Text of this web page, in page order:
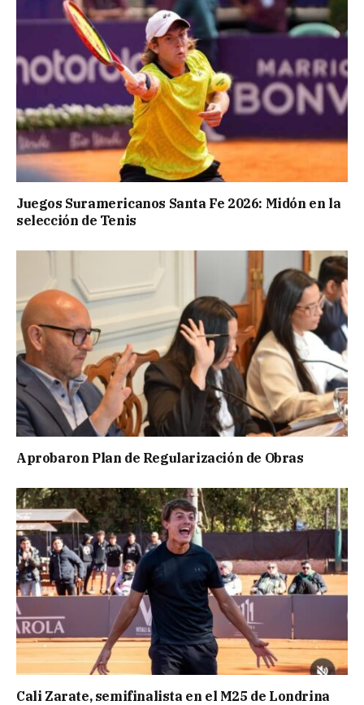
Juegos Suramericanos Santa Fe 2026: Midón en la
selección de Tenis
Aprobaron Plan de Regularización de Obras
Cali Zarate, semifinalista en el M25 de Londrina